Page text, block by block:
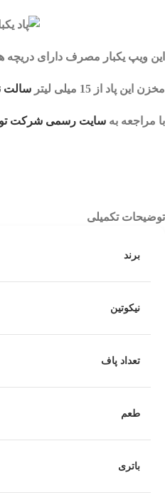
این ویپ یکبار مصرف دارای
مخزن این پاد از 15 میلی لیتر سالت
با مراجعه به سایت رسمی شرکت
توضیحات تکمیلی
برند
نیکوتین
تعداد پاف
طعم
باتری